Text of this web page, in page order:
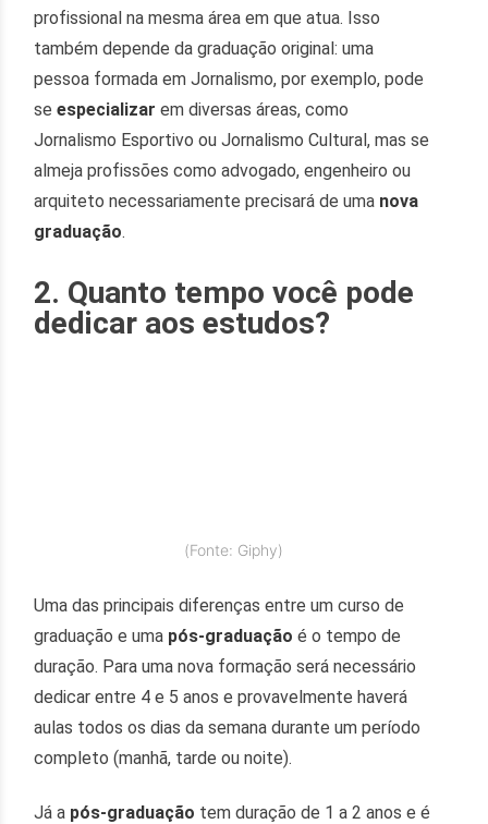
profissional na mesma área em que atua. Isso
também depende da graduação original: uma
pessoa formada em Jornalismo, por exemplo, pode
seespecializarem diversas áreas, como
Jornalismo Esportivo ou Jornalismo Cultural, mas se
almeja profissões como advogado, engenheiro ou
arquiteto necessariamente precisará de uma nova
graduação.
2. Quanto tempo você pode
dedicar aos estudos?
(Fonte: Giphy)
Uma das principais diferenças entre um curso de
graduação e uma pós-graduação é o tempo de
duração. Para uma nova formação será necessário
dedicar entre 4 e 5 anos e provavelmente haverá
aulas todos os dias da semana durante um período
completo (manhã, tarde ou noite).
Já a pós-graduação tem duração de 1 a 2 anos e é